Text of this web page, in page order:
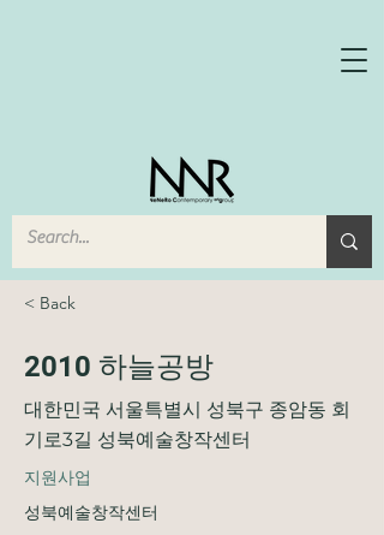
< Back
2010 하늘공방
대한민국 서울특별시 성북구 종암동 회
기로3길 성북예술창작센터
​지원사업
성북예술창작센터